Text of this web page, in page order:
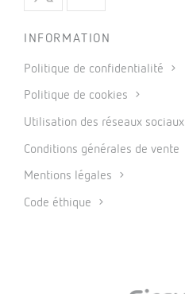
INFORMATION
Politique de confidentialité
Politique de cookies
Utilisation des réseaux sociaux
Conditions générales de vente
Mentions légales
Code éthique